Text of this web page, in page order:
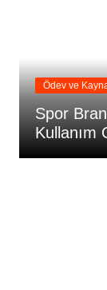
Ödev ve
Spor
Kullanım